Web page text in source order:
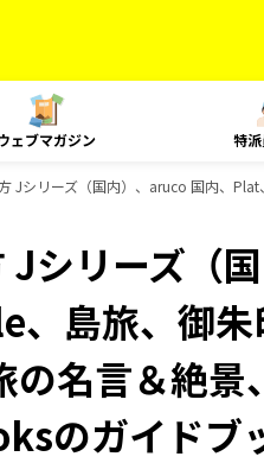
ェブマガジン 特
Jシリーズ（国内）、aruco 国内、
シリーズ（
島旅、御朱
名言＆絶景
のガイドブ